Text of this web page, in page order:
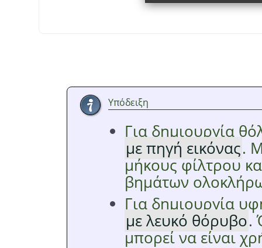
Υπόδειξη
Για δημιουργία
με πηγή εικόνας.
μήκους φίλτρου
βημάτων
Για δημιουργία
με λευκό θόρυβο.
μπορεί να είναι